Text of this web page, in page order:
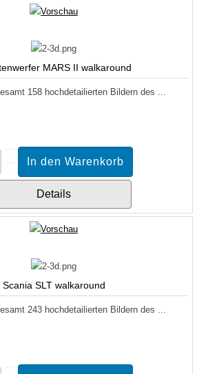
MARS II walkaround
158 hochdetailierten Bildern des ...
Details
Scania SLT walkaround
243 hochdetailierten Bildern des ...